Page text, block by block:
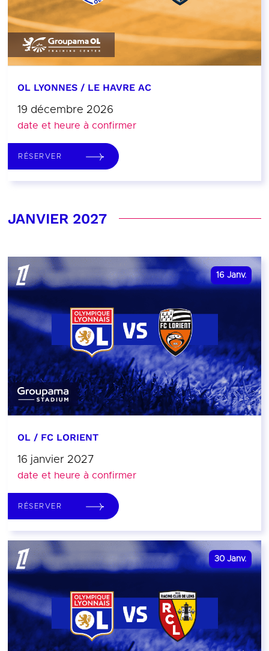
OL LYONNES / LE HAVRE AC
19 décembre 2026
date et heure à confirmer
RÉSERVER
JANVIER 2027
16 Janv.
OL / FC LORIENT
16 janvier 2027
date et heure à confirmer
RÉSERVER
30 Janv.